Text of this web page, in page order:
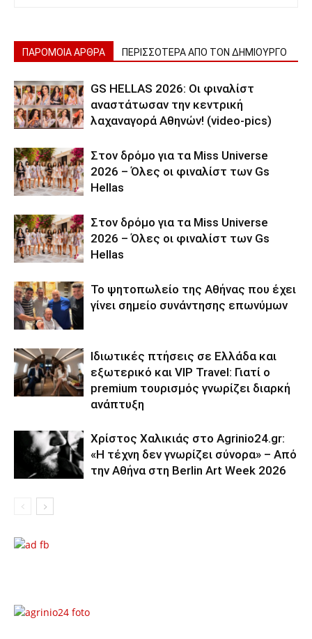
ΠΑΡΟΜΟΙΑ ΑΡΘΡΑ ΠΕΡΙΣΣΟΤΕΡΑ ΑΠΟ ΤΟΝ ΔΗΜΙΟΥΡΓΟ
GS HELLAS 2026: Οι φιναλίστ
αναστάτωσαν την κεντρική
λαχαναγορά Αθηνών! (video-pics)
Στον δρόμο για τα Miss Universe
2026 – Όλες οι φιναλίστ των Gs
Hellas
Στον δρόμο για τα Miss Universe
2026 – Όλες οι φιναλίστ των Gs
Hellas
Το ψητοπωλείο της Αθήνας που έχει
γίνει σημείο συνάντησης επωνύμων
Ιδιωτικές πτήσεις σε Ελλάδα και
εξωτερικό και VIP Travel: Γιατί ο
premium τουρισμός γνωρίζει διαρκή
ανάπτυξη
Χρίστος Χαλικιάς στο Agrinio24.gr:
«Η τέχνη δεν γνωρίζει σύνορα» – Από
την Αθήνα στη Berlin Art Week 2026